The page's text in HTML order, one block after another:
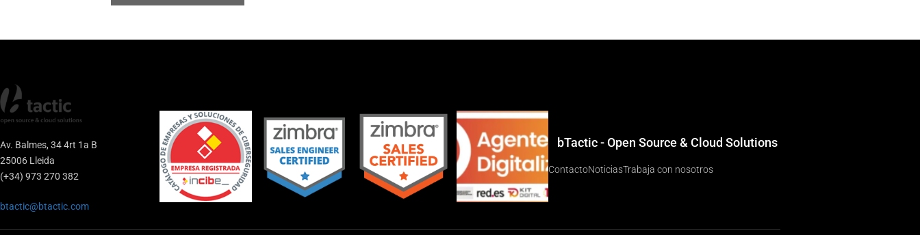
Av. Balmes, 34 4rt 1a B
25006 Lleida
(+34) 973 270 382
btactic@btactic.com
bTactic - Open Source & Cloud Solutions
ContactoNoticiasTrabaja con nosotros